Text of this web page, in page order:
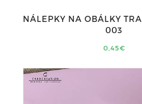
NÁLEPKY NA OBÁLKY
003
0,45€